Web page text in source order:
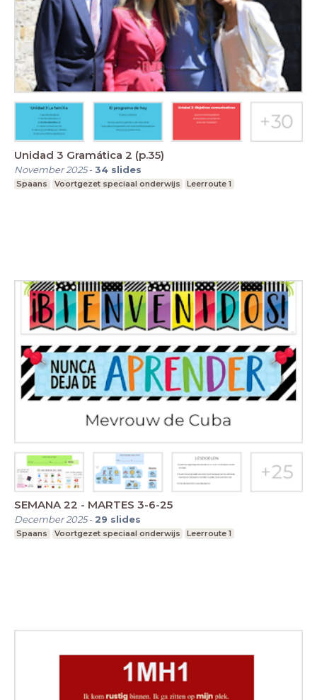
Unidad 3 Gramática 2 (p.35)
November 2025-34 slides
Spaans Voortgezet speciaal onderwijs Leerroute 1
SEMANA 22 - MARTES 3-6-25
December 2025- 29 slides
Spaans Voortgezet speciaal onderwijs Leerroute 1